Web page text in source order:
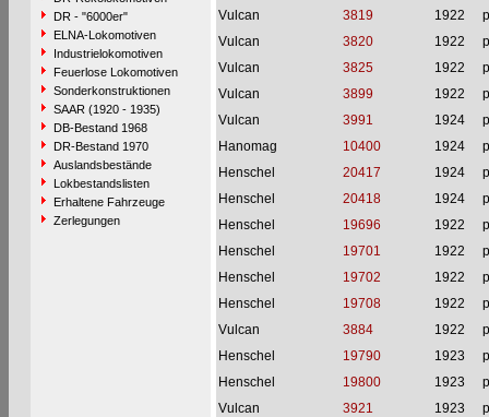
DR - "6000er"
ELNA-Lokomotiven
Industrielokomotiven
Feuerlose Lokomotiven
Sonderkonstruktionen
SAAR (1920 - 1935)
DB-Bestand 1968
DR-Bestand 1970
Auslandsbestände
Lokbestandslisten
Erhaltene Fahrzeuge
Zerlegungen
Vulcan
3819 1922
Vulcan
3820 1922
Vulcan
3825 1922
Vulcan
3899 1922
Vulcan
3991 1924
Hanomag
10400 1924
Henschel
20417 1924
Henschel
20418 1924
Henschel
19696 1922
Henschel
19701 1922
Henschel
19702 1922
Henschel
19708 1922
Vulcan
3884 1922
Henschel
19790 1923
Henschel
19800 1923
Vulcan
3921 1923